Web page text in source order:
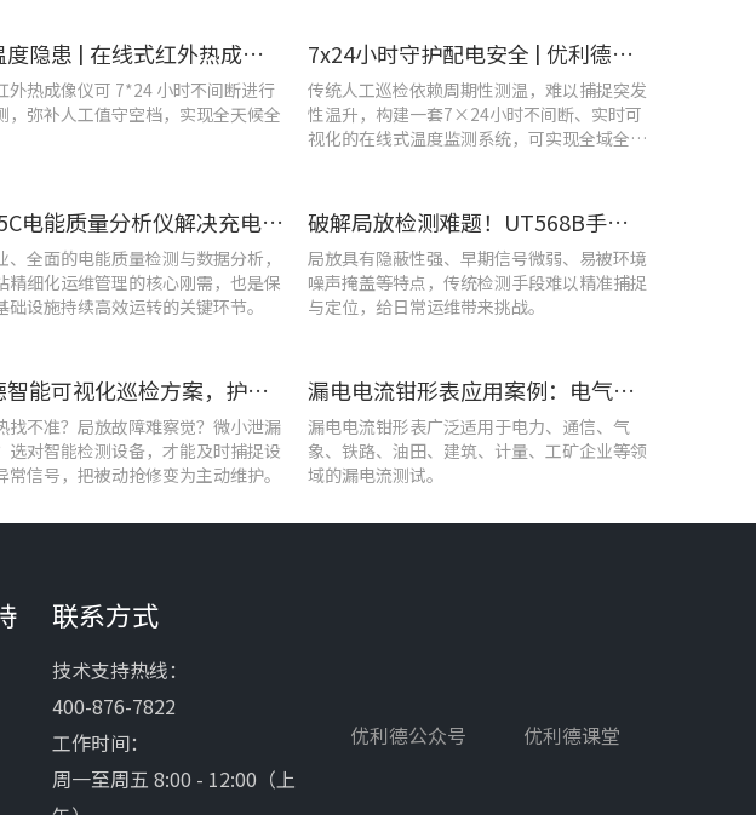
智控温度隐患 | 在线式红外热成像仪在UPS电源柜老化监测中的应用
外热成像仪可 7*24 小时不间断进行
，弥补人工值守空档，实现全天候全
7x24小时守护配电安全 | 优利德在线式热成像方案在配电系统中的应用实践
传统人工巡检依赖周期性测温，难以捕捉突发
性温升，构建一套7×24小时不间断、实时可
视化的在线式温度监测系统，可实现全域全时
UT285C电能质量分析仪解决充电站三相用电各类难题
、全面的电能质量检测与数据分析，
精细化运维管理的核心刚需，也是保
础设施持续高效运转的关键环节。
破解局放检测难题！UT568B手持式声学成像仪让隐患“可视化”
局放具有隐蔽性强、早期信号微弱、易被环境
噪声掩盖等特点，传统检测手段难以精准捕捉
与定位，给日常运维带来挑战。
优利德智能可视化巡检方案，护航油气行业高效运维
找不准？局放故障难察觉？微小泄漏
选对智能检测设备，才能及时捕捉设
常信号，把被动抢修变为主动维护。
漏电电流钳形表应用案例：电气设备检测
漏电电流钳形表广泛适用于电力、通信、气
象、铁路、油田、建筑、计量、工矿企业等领
域的漏电流测试。
联系方式
技术支持热线：
400-876-7822
工作时间：
周一至周五 8:00 - 12:00（上
优利德公众号 优利德课堂